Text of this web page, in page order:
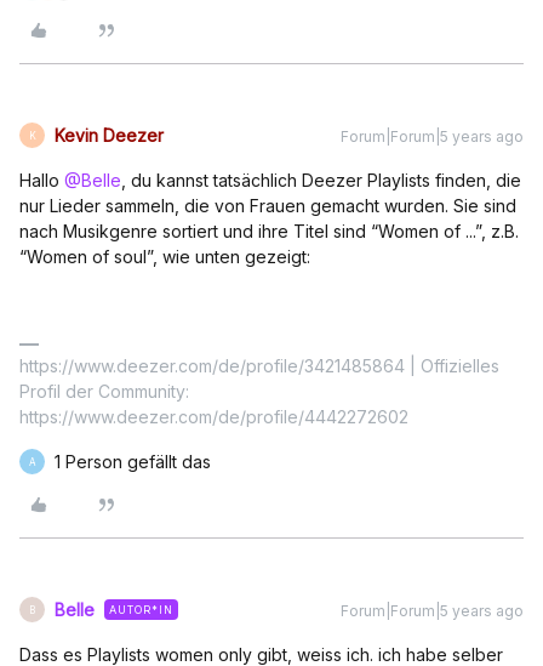
K Kevin Deezer Forum|Forum|5 years ago
Hallo @Belle , du kannst tatsächlich Deezer Playlists finden, die
nur Lieder sammeln, die von Frauen gemacht wurden. Sie sind
nach Musikgenre sortiert und ihre Titel sind “Women of ...”, z.B.
“Women of soul”, wie unten gezeigt:
https://www.deezer.com/de/profile/3421485864 | Offizielles
Profil der Community:
https://www.deezer.com/de/profile/4442272602
A 1 Person gefällt das
B Belle AUTOR*IN Forum|Forum|5 years ago
Dass es Playlists women only gibt, weiss ich. ich habe selber